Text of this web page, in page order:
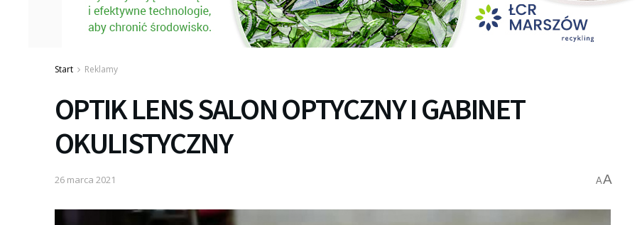
Start Reklamy
OPTIK LENS SALON OPTYCZNY I GABINET
OKULISTYCZNY
26 marca 2021 AA